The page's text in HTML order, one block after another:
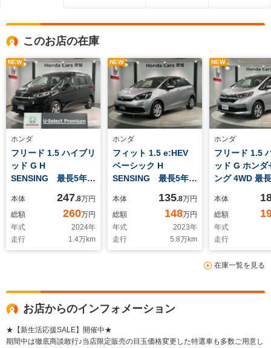
このお店の在庫
NEW
ホンダ
フリード 1.5 ハイブリ
ッド G H
SENSING 最長5年保
ビVXM-247VFNi
TV Rカメラ CD録
音 BTオ-ディオ
DVD ドラレコ
ETC LEDライト
本体 247.8万円
総額
260万円
年式
2024年
走行
1.4万km
NEW
ホンダ
フィット 1.5 e:HEV
ベーシック H
SENSING 最長5年保
ビVXM-235Ci Rカメ
ラ BTオ-ディオ ド
ラレコ ETC LEDラ
イト VSA クルコ
ン スマートキー 盗
本体 135.8万円
総額
148万円
年式
2023年
走行
5.8万km
NEW
ホンダ
フリード 1.5
ッド G ホンダ
ング 4WD 最
VXM-
Rカメラ
BTオ-ディ
ETC LEDラ
側電動ドア
シ-トヒ-タ-
キ-
本体
総額
年式
走行
在庫一覧を見る
お店からのインフォメーション
★【新生活応援SALE】開催中★
期間中は徹底商談敢行♪当店限定販売の目玉価格変更した特選車も多数ご用意し